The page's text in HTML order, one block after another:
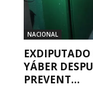
NACIONAL
YÁBER
PREVENT...